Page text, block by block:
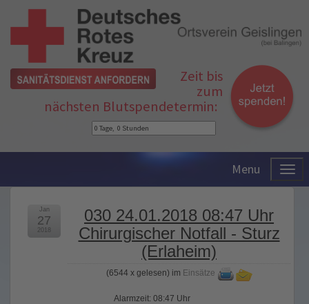
Zeit bis
zum
nächsten Blutspendetermin:
Menu
030 24.01.2018 08:47 Uhr
Chirurgischer Notfall - Sturz
(Erlaheim)
(6544 x gelesen) im Einsätze
Jan
27
2018
Alarmzeit: 08:47 Uhr